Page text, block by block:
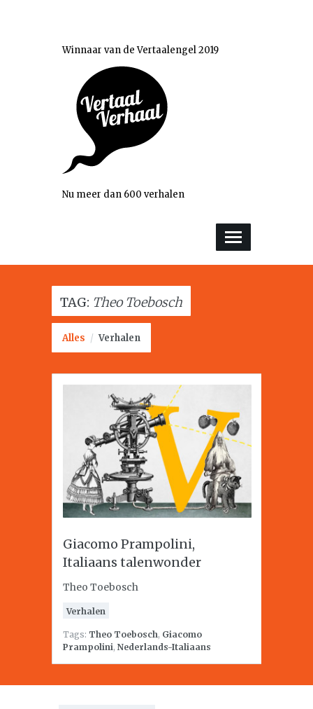
Winnaar van de Vertaalengel 2019
Nu meer dan 600 verhalen
TAG: Theo Toebosch
Alles / Verhalen
Giacomo Prampolini,
Italiaans talenwonder
Theo Toebosch
Verhalen
Tags: Theo Toebosch, Giacomo
Prampolini, Nederlands-Italiaans